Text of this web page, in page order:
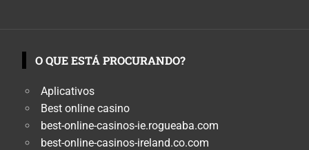
O QUE ESTÁ PROCURANDO?
Aplicativos
Best online casino
best-online-casinos-ie.rogueaba.com
best-online-casinos-ireland.co.com